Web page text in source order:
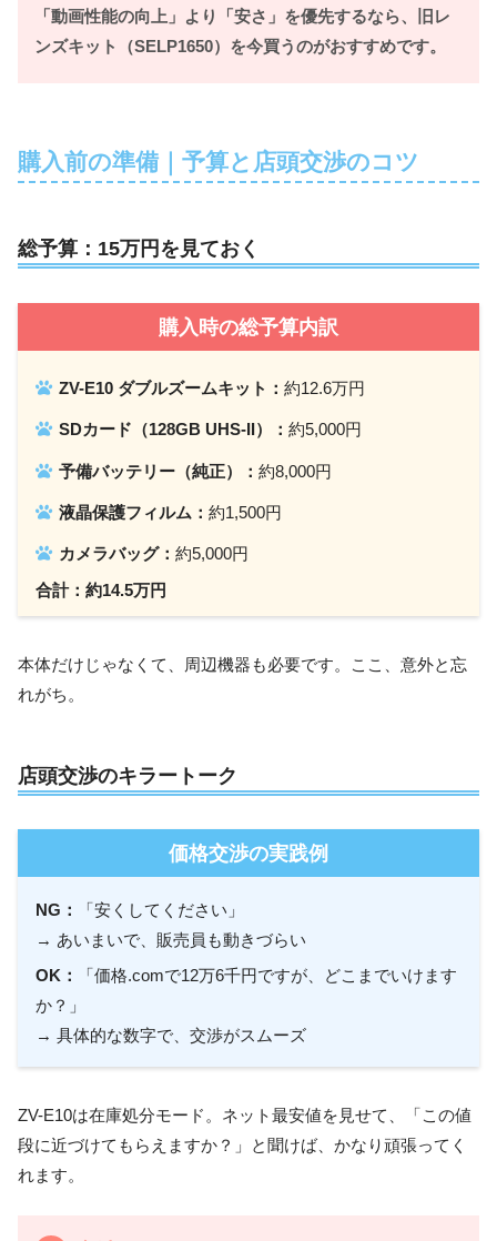
「動画性能の向上」より「安さ」を優先するなら、旧レ
ンズキット（SELP1650）を今買うのがおすすめです。
購入前の準備｜予算と店頭交渉のコツ
総予算：15万円を見ておく
購入時の総予算内訳
ZV-E10 ダブルズームキット：約12.6万円
SDカード（128GB UHS-II）：約5,000円
予備バッテリー（純正）：約8,000円
液晶保護フィルム：約1,500円
カメラバッグ：約5,000円
合計：約14.5万円
本体だけじゃなくて、周辺機器も必要です。ここ、意外と忘
れがち。
店頭交渉のキラートーク
価格交渉の実践例
NG：
「安くしてください」
→ あいまいで、販売員も動きづらい
OK：
「価格.comで12万6千円ですが、どこまでいけます
か？」
→ 具体的な数字で、交渉がスムーズ
ZV-E10は在庫処分モード。ネット最安値を見せて、「この値
段に近づけてもらえますか？」と聞けば、かなり頑張ってく
れます。